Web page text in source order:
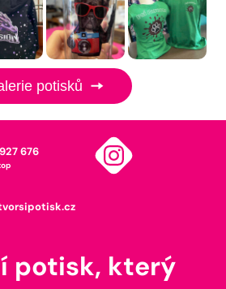
potisků
676
potisk, který